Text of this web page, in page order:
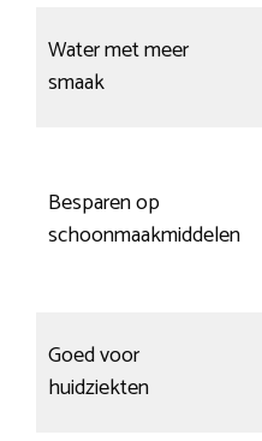
Water met meer
smaak
Besparen op
schoonmaakmiddelen
Goed voor
huidziekten